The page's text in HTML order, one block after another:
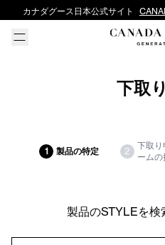
カナダグース日本公式サイト
下取
1 製品の特定 2
下取り
ームの
製品のSTYLEを検